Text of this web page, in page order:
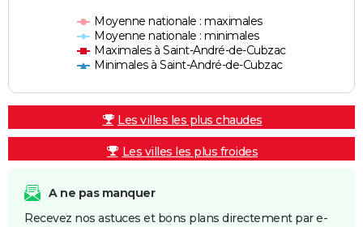
Moyenne nationale : maximales
Moyenne nationale : minimales
Maximales à Saint-André-de-Cubzac
Minimales à Saint-André-de-Cubzac
Les villes les plus chaudes
Les villes les plus froides
A ne pas manquer
Recevez nos astuces et bons plans directement par e-